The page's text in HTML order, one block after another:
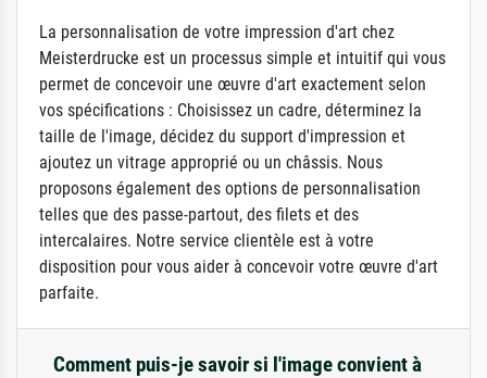
La personnalisation de votre impression d'art chez
Meisterdrucke est un processus simple et intuitif qui vous
permet de concevoir une œuvre d'art exactement selon
vos spécifications : Choisissez un cadre, déterminez la
taille de l'image, décidez du support d'impression et
ajoutez un vitrage approprié ou un châssis. Nous
proposons également des options de personnalisation
telles que des passe-partout, des filets et des
intercalaires. Notre service clientèle est à votre
disposition pour vous aider à concevoir votre œuvre d'art
parfaite.
Comment puis-je savoir si l'image convient à